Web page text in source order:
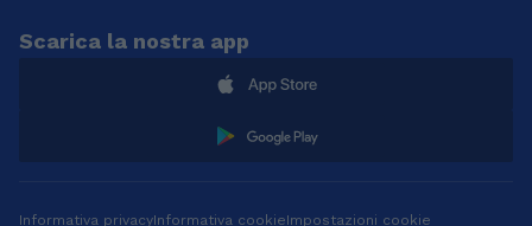
Scarica la nostra app
Informativa privacyInformativa cookieImpostazioni cookie